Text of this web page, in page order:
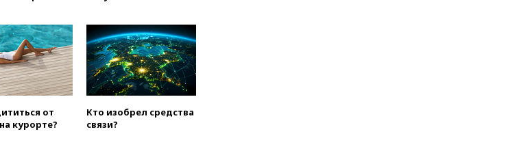
газопровода в Болгарии
вчера, 15:25При атаке БПЛА в
Белгородской области погиб
мирный житель
вчера, 14:54 В Аргентине умер
от
курорте?
Кто изобрел средства
связи?